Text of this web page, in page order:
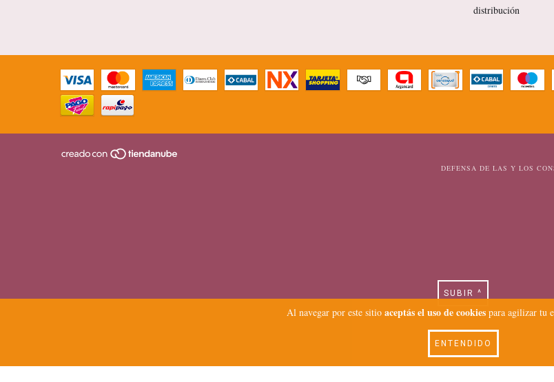
Al navegar por este sitio aceptás el uso de cookiespara agilizar tu
ENTENDIDO
distribución
DEFENSA DE LAS Y LOS
SUBIR ^